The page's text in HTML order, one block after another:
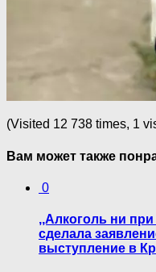
(Visited 12 738 times, 1
Вам может также
0
,,Алкоголь ни
сделала
выступление в